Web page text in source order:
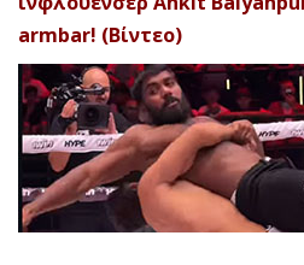
armbar! (Βίντεο)